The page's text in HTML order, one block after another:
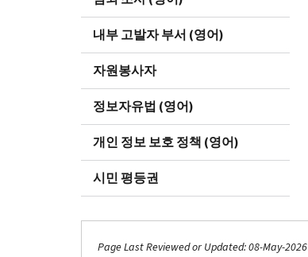
내부 고발자 부서 (영어)
자원봉사자
정보자유법 (영어)
개인 정보 보호 정책 (영어)
시민 평등권
Page Last Reviewed or Updated: 08-May-2026